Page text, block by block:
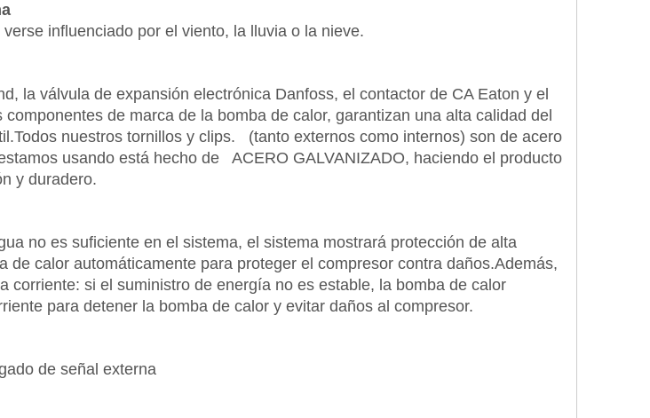
influenciado por el viento, la lluvia o la nieve.
la válvula de expansión electrónica Danfoss, el contactor de CA Eaton y el
de marca de la bomba de calor, garantizan una alta calidad del
nuestros tornillos y clips. (tanto externos como internos) son de acero
usando está hecho de ACERO GALVANIZADO, haciendo el producto
y duradero.
no es suficiente en el sistema, el sistema mostrará protección de alta
de calor automáticamente para proteger el compresor contra daños.Además,
corriente: si el suministro de energía no es estable, la bomba de calor
para detener la bomba de calor y evitar daños al compresor.
de señal externa